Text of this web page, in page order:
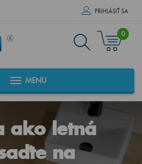
PRIHLÁSIŤ SA
0
MENU
ako letná
na